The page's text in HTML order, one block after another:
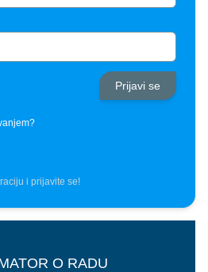
i prijavite se!
O RADU